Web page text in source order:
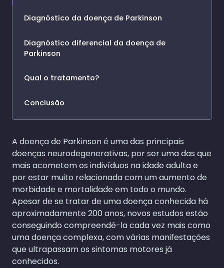
Diagnóstico da doença de Parkinson
Diagnóstico diferencial da doença de
Parkinson
Qual o tratamento?
Conclusão
A doença de Parkinson é uma das principais
doenças neurodegenerativas, por ser uma das que
mais acometem os indivíduos na idade adulta e
por estar muito relacionada com um aumento de
morbidade e mortalidade em todo o mundo.
Apesar de se tratar de uma doença conhecida há
aproximadamente 200 anos, novos estudos estão
conseguindo compreendê-la cada vez mais como
uma doença complexa, com várias manifestações
que ultrapassam os sintomas motores já
conhecidos.